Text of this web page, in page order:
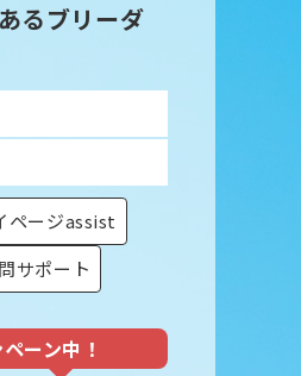
るブリーダ
ページassist
サポート
ーン中！